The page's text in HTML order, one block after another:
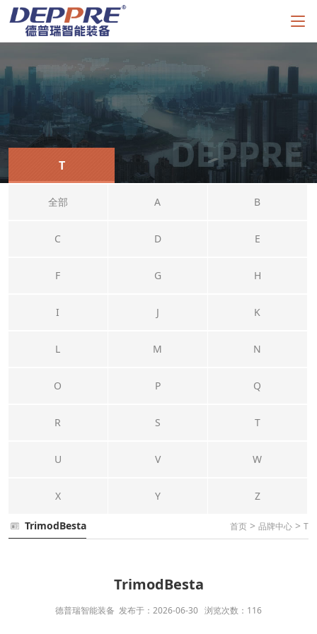
T
全部 A B
C D E
F G H
I J K
L M N
O P Q
R S T
U V W
X Y Z
TrimodBesta 首页 > 品牌中心 > T
TrimodBesta
德普瑞智能装备 发布于：2026-06-30 浏览次数：116